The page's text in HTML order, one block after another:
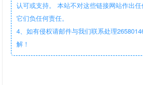
认可或支持。 本站不对这些链接网站作出
它们负任何责任。
4、如有侵权请邮件与我们联系处理
解！